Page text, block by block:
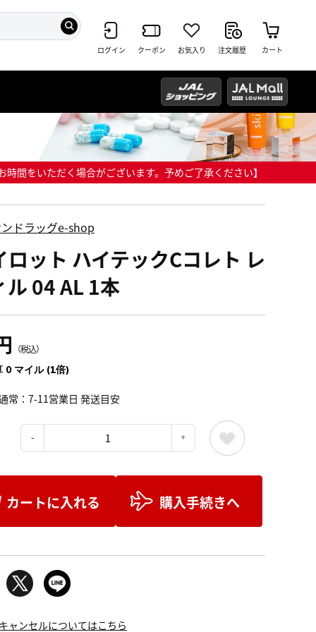
ログイン クーポン お気入り 注文履歴 カート
間をいただく場合がございます。予めご了承ください】
ドラッグe-shop
ロット ハイテックCコレト レ
ル 04 AL 1本
（税込）
0 マイル (1倍)
常：7-11営業日 発送目安
カートに入れる 購入手続きへ
ャンセルについてはこちら